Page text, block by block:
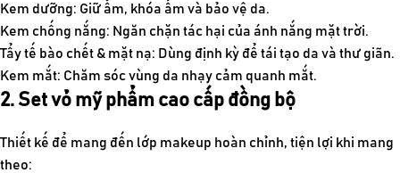
Kem dưỡng: Giữ ẩm, khóa ẩm và bảo vệ da.
Kem chống nắng: Ngăn chặn tác hại của ánh nắng mặt trời.
Tẩy tế bào chết & mặt nạ: Dùng định kỳ để tái tạo da và thư giãn.
Kem mắt: Chăm sóc vùng da nhạy cảm quanh mắt.
2. Set vỏ mỹ phẩm cao cấp đồng bộ
Thiết kế để mang đến lớp makeup hoàn chỉnh, tiện lợi khi mang
theo: